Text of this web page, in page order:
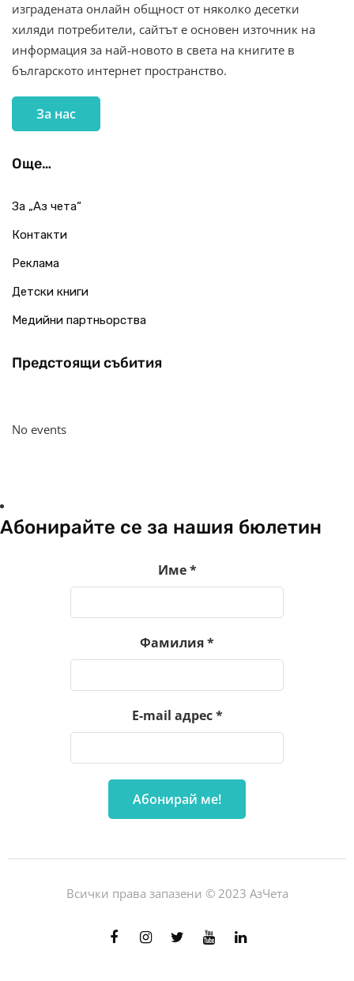
изградената онлайн общност от няколко десетки
хиляди потребители, сайтът е основен източник на
информация за най-новото в света на книгите в
българското интернет пространство.
За нас
Още…
За „Аз чета“
Контакти
Реклама
Детски книги
Медийни партньорства
Предстоящи събития
No events
Абонирайте се за нашия бюлетин
Име*
Фамилия*
E-mail адрес*
Всички права запазени © 2023 АзЧета